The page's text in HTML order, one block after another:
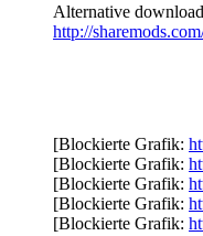
Alternative
http://
[Blockierte Grafik:
[Blockierte Grafik:
[Blockierte Grafik:
[Blockierte Grafik:
[Blockierte Grafik: